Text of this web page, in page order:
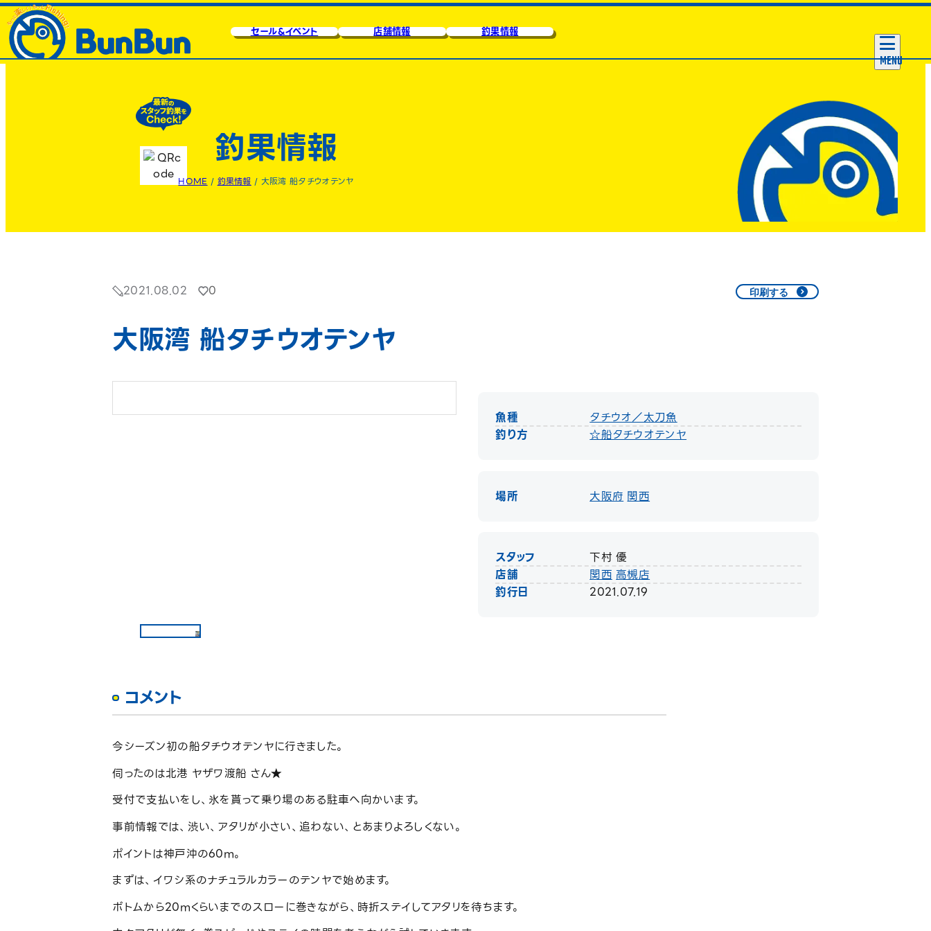
セール&イベント 店舗情報 釣果情報
MENU
釣果情報
HOME / 釣果情報 / 大阪湾 船タチウオテンヤ
2021.08.02 0 印刷する
大阪湾 船タチウオテンヤ
魚種
タチウオ／太刀魚
釣り方
☆船タチウオテンヤ
場所 大阪府 関西
スタッフ
下村 優
店舗
関西 高槻店
釣行日
2021.07.19
コメント
今シーズン初の船タチウオテンヤに行きました。
伺ったのは北港 ヤザワ渡船 さん★
受付で支払いをし、氷を貰って乗り場のある駐車へ向かいます。
事前情報では、渋い、アタリが小さい、追わない、とあまりよろしくない。
ポイントは神戸沖の60m。
まずは、イワシ系のナチュラルカラーのテンヤで始めます。
ボトムから20mくらいまでのスローに巻きながら、時折ステイしてアタリを待ちます。